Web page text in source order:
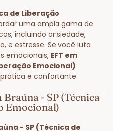
de Liberação
uma ampla gama de
incluindo ansiedade,
e estresse. Se você luta
emocionais, EFT em
Emocional)
e confortante.
Braúna - SP (Técnica
Emocional)
- SP (Técnica de